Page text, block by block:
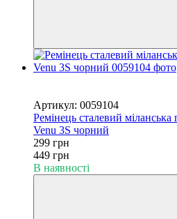
Артикул: 0059104
Ремінець сталевий
Venu 3S чорний
299 грн
449 грн
В наявності